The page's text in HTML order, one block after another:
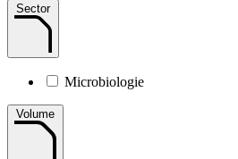
Sector
Microbiologie
Volume